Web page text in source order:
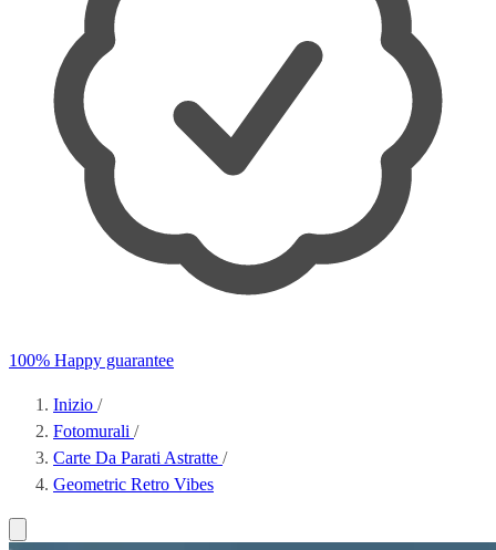
100% Happy guarantee
Inizio /
Fotomurali /
Carte Da Parati Astratte /
Geometric Retro Vibes